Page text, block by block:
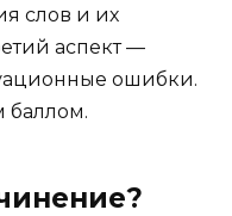
слов и их
аспект —
ошибки.
баллом.